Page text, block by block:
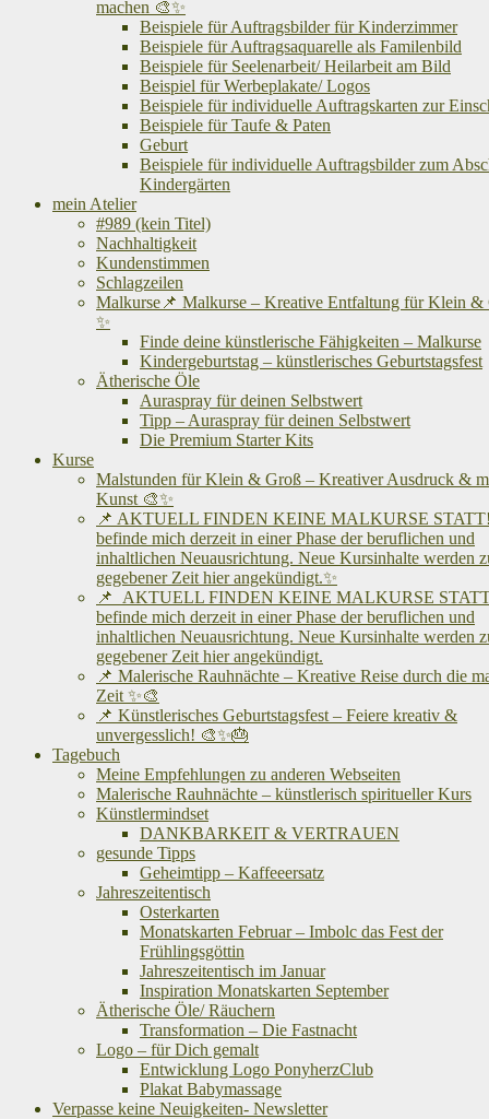
machen 🎨✨
Beispiele für Auftragsbilder für Kinderzimmer
Beispiele für Auftragsaquarelle als Familenbild
Beispiele für Seelenarbeit/ Heilarbeit am Bild
Beispiel für Werbeplakate/ Logos
Beispiele für individuelle Auftragskarten zur
Beispiele für Taufe & Paten
Geburt
Beispiele für individuelle Auftragsbilder zum
Kindergärten
mein Atelier
#989 (kein Titel)
Nachhaltigkeit
Kundenstimmen
Schlagzeilen
Malkurse📌 Malkurse – Kreative Entfaltung für Klein &
✨
Finde deine künstlerische Fähigkeiten – Malkurse
Kindergeburtstag – künstlerisches Geburtstagsfest
Ätherische Öle
Auraspray für deinen Selbstwert
Tipp – Auraspray für deinen Selbstwert
Die Premium Starter Kits
Kurse
Malstunden für Klein & Groß – Kreativer Ausdruck &
Kunst 🎨✨
📌 AKTUELL FINDEN KEINE MALKURSE
befinde mich derzeit in einer Phase der beruflichen und
inhaltlichen Neuausrichtung. Neue Kursinhalte werden
gegebener Zeit hier angekündigt.✨
📌 AKTUELL FINDEN KEINE MALKURSE
befinde mich derzeit in einer Phase der beruflichen und
inhaltlichen Neuausrichtung. Neue Kursinhalte werden
gegebener Zeit hier angekündigt.
📌 Malerische Rauhnächte – Kreative Reise durch die
Zeit ✨🎨
📌 Künstlerisches Geburtstagsfest – Feiere kreativ &
unvergesslich! 🎨✨🎂
Tagebuch
Meine Empfehlungen zu anderen Webseiten
Malerische Rauhnächte – künstlerisch spiritueller Kurs
Künstlermindset
DANKBARKEIT & VERTRAUEN
gesunde Tipps
Geheimtipp – Kaffeeersatz
Jahreszeitentisch
Osterkarten
Monatskarten Februar – Imbolc das Fest der
Frühlingsgöttin
Jahreszeitentisch im Januar
Inspiration Monatskarten September
Ätherische Öle/ Räuchern
Transformation – Die Fastnacht
Logo – für Dich gemalt
Entwicklung Logo PonyherzClub
Plakat Babymassage
Verpasse keine Neuigkeiten- Newsletter